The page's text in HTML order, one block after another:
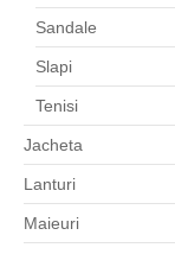
Sandale
Slapi
Tenisi
Jacheta
Lanturi
Maieuri